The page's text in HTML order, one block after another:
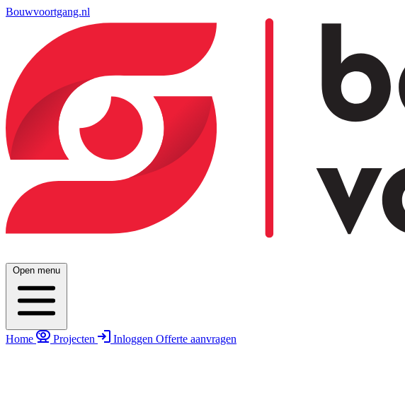
Bouwvoortgang.nl
Open menu
Home Projecten Inloggen Offerte aanvragen